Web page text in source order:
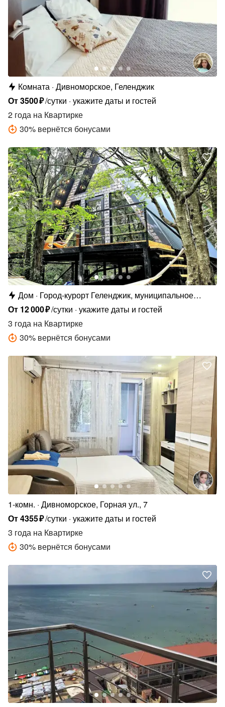
Комната Дивноморское, Геленджик
От3500₽/сутки укажите даты и гостей
2 года на Квартирке
30% вернётся бонусами
Дом
Город-курорт Геленджик, муниципальное
образование Геленджик, с. Архипо-Осиповка,
Каштановая ул., 1
От 12000₽/сутки укажите даты и гостей
3 года на Квартирке
30% вернётся бонусами
1-комн. Дивноморское, Горная ул., 7
От4355₽/сутки укажите даты и гостей
3 года на Квартирке
30% вернётся бонусами